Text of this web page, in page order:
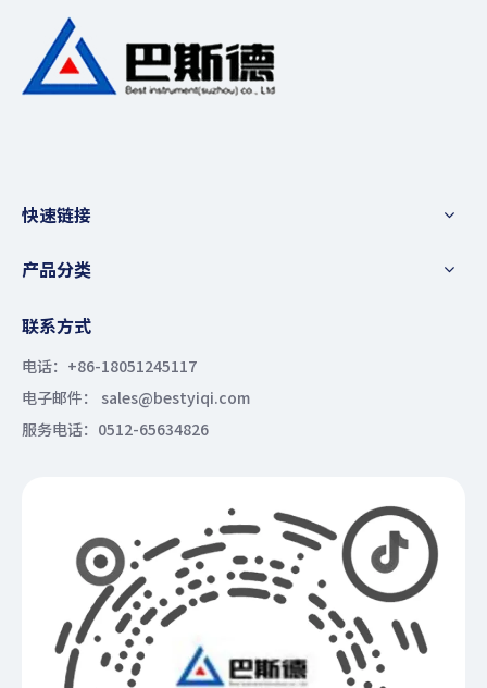
快速链接
产品分类
联系方式
电话：+86-18051245117
电子邮件： sales@bestyiqi.com
服务电话：0512-65634826